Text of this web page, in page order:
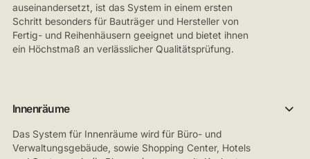
auseinandersetzt, ist das System in einem ersten
Schritt besonders für Bauträger und Hersteller von
Fertig- und Reihenhäusern geeignet und bietet ihnen
ein Höchstmaß an verlässlicher Qualitätsprüfung.
Innenräume
Das System für Innenräume wird für Büro- und
Verwaltungsgebäude, sowie Shopping Center, Hotels